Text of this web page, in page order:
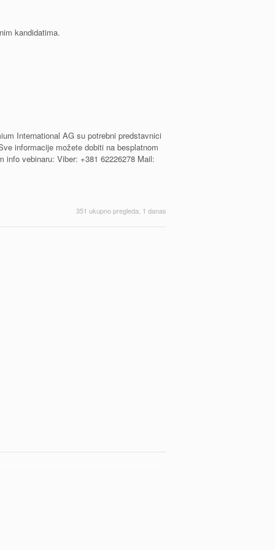
kandidatima.
International AG su potrebni predstavnici
informacije možete dobiti na besplatnom
vebinaru: Viber: +381 62226278 Mail:
351 ukupno pregleda, 1 danas